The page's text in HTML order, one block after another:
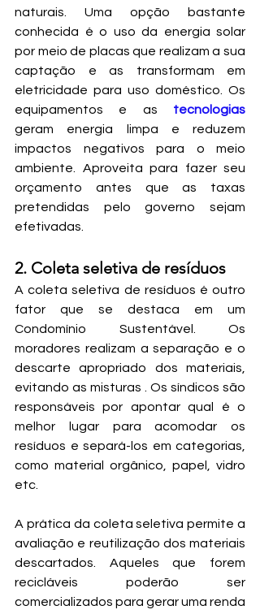
naturais. Uma opção bastante
conhecida é o uso da energia solar
por meio de placas que realizam a sua
captação e as transformam em
eletricidade para uso doméstico. Os
equipamentos e as tecnologias
geram energia limpa e reduzem
impactos negativos para o meio
ambiente. Aproveita para fazer seu
orçamento antes que as taxas
pretendidas pelo governo sejam
efetivadas.
2. Coleta seletiva de resíduos
A coleta seletiva de resíduos é outro
fator que se destaca em um
Condomínio Sustentável. Os
moradores realizam a separação e o
descarte apropriado dos materiais,
evitando as misturas . Os síndicos são
responsáveis por apontar qual é o
melhor lugar para acomodar os
resíduos e separá-los em categorias,
como material orgânico, papel, vidro
etc.
A prática da coleta seletiva permite a
avaliação e reutilização dos materiais
descartados. Aqueles que forem
recicláveis poderão ser
comercializados para gerar uma renda